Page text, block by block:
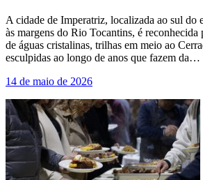
A cidade de Imperatriz, localizada ao sul do
às margens do Rio Tocantins, é reconhecida
de águas cristalinas, trilhas em meio ao
esculpidas ao longo de anos que fazem da…
14 de maio de 2026